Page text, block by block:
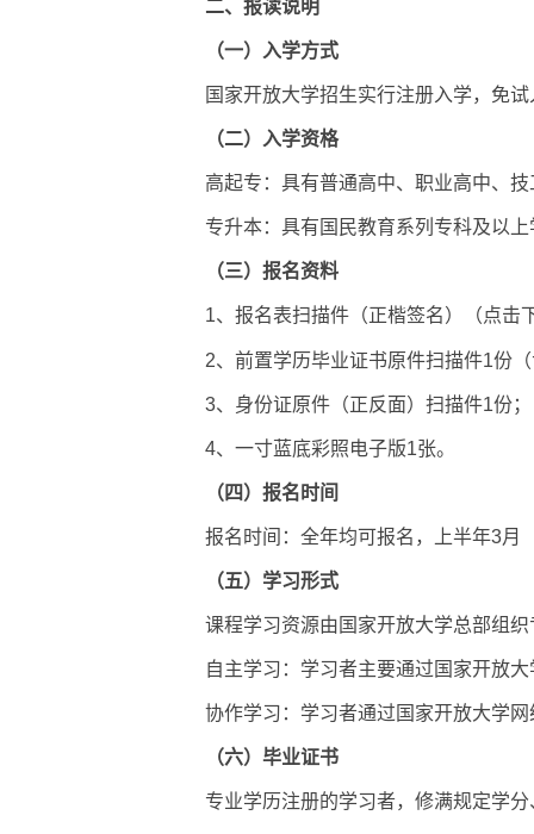
二、报读说明
（一）入学方式
国家开放大学招生实行注册入学，免
（二）入学资格
高起专：具有普通高中、职业高中、
专升本：具有国民教育系列专科及以
（三）报名资料
1、报名表扫描件（正楷签名）（点击
2、前置学历毕业证书原件扫描件1份
3、身份证原件（正反面）扫描件1份；
4、一寸蓝底彩照电子版1张。
（四）报名时间
报名时间：全年均可报名，上半年3月
（五）学习形式
课程学习资源由国家开放大学总部组
自主学习：学习者主要通过国家开放
协作学习：学习者通过国家开放大学
（六） 毕业证书
专业学历注册的学习者，修满规定学